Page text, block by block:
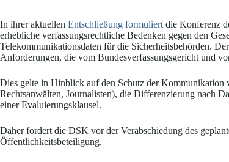
In ihrer aktuellen Entschließung formuliert die Konferenz
erhebliche verfassungsrechtliche Bedenken gegen den
Telekommunikationsdaten für die Sicherheitsbehörden.
Anforderungen, die vom Bundesverfassungsgericht und
Dies gelte in Hinblick auf den Schutz der Kommunikation
Rechtsanwälten, Journalisten), die Differenzierung nach
einer Evaluierungsklausel.
Daher fordert die DSK vor der Verabschiedung des
Öffentlichkeitsbeteiligung.